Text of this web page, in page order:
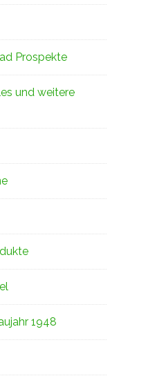
Prospekte
und weitere
1948